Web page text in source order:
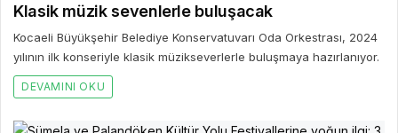
Klasik müzik sevenlerle buluşacak
Kocaeli Büyükşehir Belediye Konservatuvarı Oda Orkestrası, 2024
yılının ilk konseriyle klasik müzikseverlerle buluşmaya hazırlanıyor.
DEVAMINI OKU